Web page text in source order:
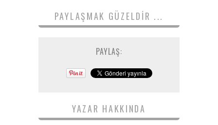
PAYLAŞMAK GÜZELDIR ...
PAYLAŞ:
YAZAR HAKKINDA